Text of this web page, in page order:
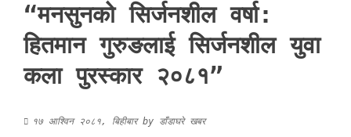
“मनसुनको सिर्जनशील वर्षा:
हितमान गुरुङलाई सिर्जनशील युवा
कला पुरस्कार २०८१”
१७ आश्विन २०८१, बिहीबारby डाँडाघरे खबर